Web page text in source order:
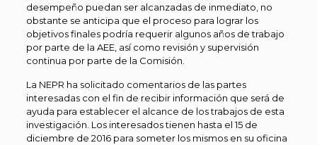
desempeño puedan ser alcanzadas de inmediato, no
obstante se anticipa que el proceso para lograr los
objetivos finales podría requerir algunos años de trabajo
por parte de la AEE, así como revisión y supervisión
continua por parte de la Comisión.
La NEPR ha solicitado comentarios de las partes
interesadas con el fin de recibir información que será de
ayuda para establecer el alcance de los trabajos de esta
investigación. Los interesados tienen hasta el 15 de
diciembre de 2016 para someter los mismos en su oficina